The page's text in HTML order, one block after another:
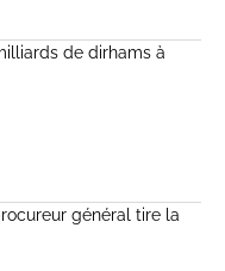
de dirhams à
général tire la